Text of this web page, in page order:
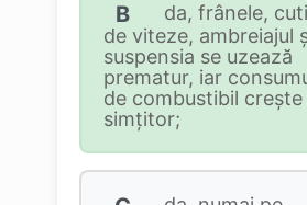
B
da, frânele,
de viteze, ambreiajul
suspensia se uzează
prematur, iar
de combustibil creşte
simţitor;